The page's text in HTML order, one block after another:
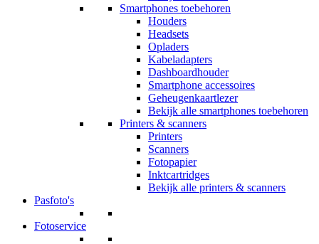
Smartphones toebehoren
Houders
Headsets
Opladers
Kabeladapters
Dashboardhouder
Smartphone accessoires
Geheugenkaartlezer
Bekijk alle smartphones toebehoren
Printers & scanners
Printers
Scanners
Fotopapier
Inktcartridges
Bekijk alle printers & scanners
Pasfoto's
Fotoservice